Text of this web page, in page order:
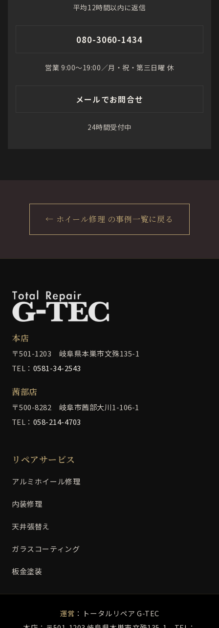
平均12時間以内に返信
080-3060-1434
営業 9:00〜19:00／月・祝・第三日曜 休
メールでお問合せ
24時間受付中
← ホイール修理 の事例一覧に戻る
本店
〒501-1203 岐阜県本巣市文殊135-1
TEL： 0581-34-2543
茜部店
〒500-8282 岐阜市茜部大川1-106-1
TEL： 058-214-4703
リペアサービス
アルミホイール修理
内装修理
天井張替え
ガラスコーティング
板金塗装
運営 ：トータルリペア G-TEC